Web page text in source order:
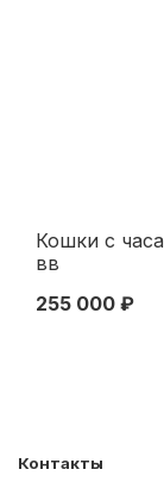
Кошки с
вв
255 000 ₽
Контакты